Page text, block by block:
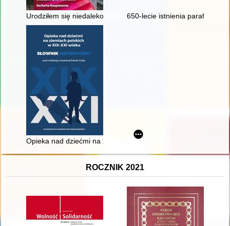
Urodziłem się niedaleko willi "Wiesenstein" : profesor
650-lecie istnienia parafii :
Opieka nad dziećmi na ziemiach polskich w XIX-XXI wieku :
ROCZNIK 2021